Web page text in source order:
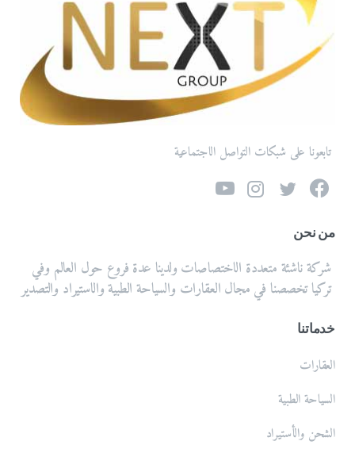
تابعونا على شبكات التواصل الاجتماعية
من نحن
شركة ناشئة متعددة الاختصاصات ولدينا عدة فروع حول العالم وفي
تركيا تخصصنا في مجال العقارات والسياحة الطبية والاستيراد والتصدير
خدماتنا
العقارات
السياحة الطبية
الشحن والأستيراد